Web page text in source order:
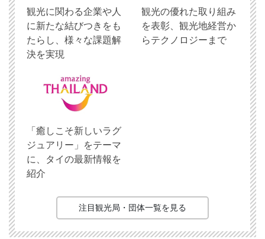
観光に関わる企業や人
に新たな結びつきをも
たらし、様々な課題解
決を実現
観光の優れた取り組み
を表彰、観光地経営か
らテクノロジーまで
「癒しこそ新しいラグ
ジュアリー」をテーマ
に、タイの最新情報を
紹介
注目観光局・団体一覧を見る